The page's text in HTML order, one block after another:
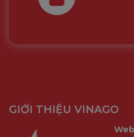
GIỚI THIỆU VINAGO